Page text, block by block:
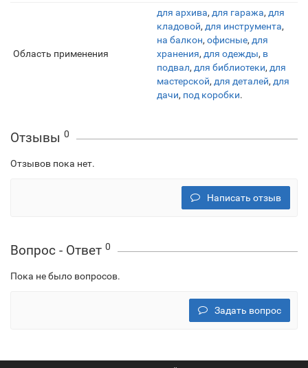
Область применения
для архива, для гаража, для
кладовой, для инструмента,
на балкон, офисные, для
хранения, для одежды, в
подвал, для библиотеки, для
мастерской, для деталей, для
дачи, под коробки.
Отзывы 0
Отзывов пока нет.
Написать отзыв
Вопрос - Ответ 0
Пока не было вопросов.
Задать вопрос